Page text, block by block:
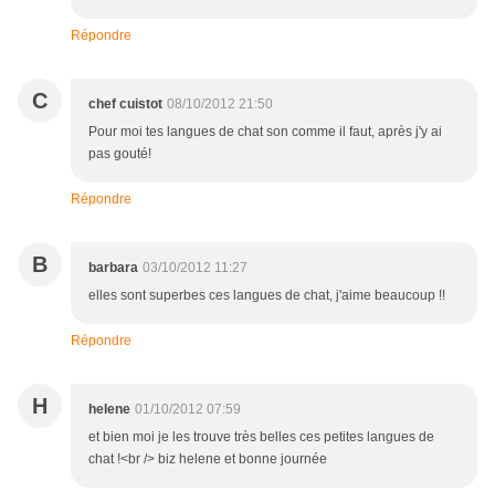
Répondre
C chef cuistot 08/10/2012 21:50
Pour moi tes langues de chat son comme il faut, après j'y ai
pas gouté!
Répondre
B barbara 03/10/2012 11:27
elles sont superbes ces langues de chat, j'aime beaucoup !!
Répondre
H helene 01/10/2012 07:59
et bien moi je les trouve très belles ces petites langues de
chat !<br /> biz helene et bonne journée